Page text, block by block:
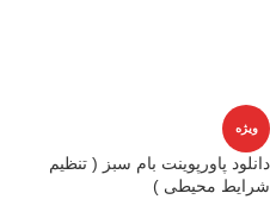
ویژه
دانلود پاورپوینت بام سبز ( تنظیم
شرایط محیطی )